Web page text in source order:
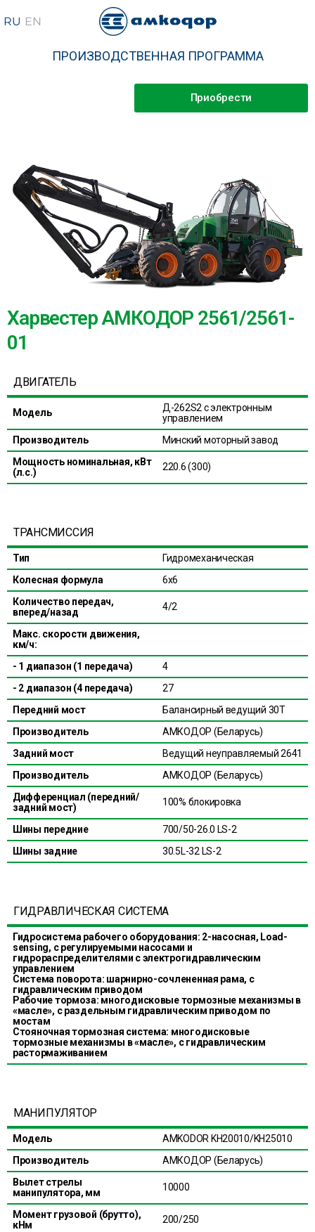
ПРОИЗВОДСТВЕННАЯ ПРОГРАММА
Приобрести
Харвестер АМКОДОР 2561/2561-
01
ДВИГАТЕЛЬ
Модель
Д-262S2 с электронным
управлением
Производитель
Минский моторный завод
Мощность номинальная, кВт
(л.с.)
220.6 (300)
ТРАНСМИССИЯ
Тип
Гидромеханическая
Колесная формула
6х6
Количество передач,
вперед/назад
4/2
Макс. скорости движения,
км/ч:
- 1 диапазон (1 передача)
4
- 2 диапазон (4 передача)
27
Передний мост
Балансирный ведущий 30Т
Производитель
АМКОДОР (Беларусь)
Задний мост
Ведущий неуправляемый 2641
Производитель
АМКОДОР (Беларусь)
Дифференциал (передний/
задний мост)
100% блокировка
Шины передние
700/50-26.0 LS-2
Шины задние
30.5L-32 LS-2
ГИДРАВЛИЧЕСКАЯ СИСТЕМА
Гидросистема рабочего оборудования: 2-насосная, Load-
sensing, с регулируемыми насосами и
гидрораспределителями с электрогидравлическим
управлением
Система поворота: шарнирно-сочлененная рама, с
гидравлическим приводом
Рабочие тормоза: многодисковые тормозные механизмы в
«масле», с раздельным гидравлическим приводом по
мостам
Стояночная тормозная система: многодисковые
тормозные механизмы в «масле», с гидравлическим
растормаживанием
МАНИПУЛЯТОР
Модель
AMKODOR KH20010/KH25010
Производитель
АМКОДОР (Беларусь)
Вылет стрелы
манипулятора, мм
10000
Момент грузовой (брутто),
кНм
200/250